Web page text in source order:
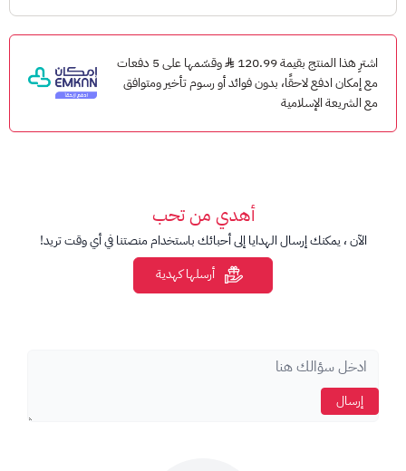
معلومات مهمة:
للاستخدام على نون السعودية
صلاحية البطاقة سنة واحدة.
غير قابلة للاسترداد النقدي.
للمزيد من التفاصيل راجع دليل بطاقات هدايا نون وطريقة التفعيل.
اشترِ هذا المنتج بقيمة 120.99
وقسّمها على 5 دفعات
مع إمكان ادفع لاحقًا، بدون فوائد أو رسوم تأخير ومتوافق
مع الشريعة الإسلامية
أهدي من تحب
الآن ، يمكنك إرسال الهدايا إلى أحبائك باستخدام منصتنا في أي وقت تريد!
أرسلها كهدية
إرسال